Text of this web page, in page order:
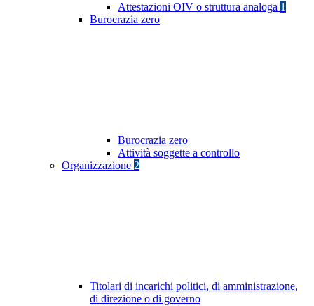
Attestazioni OIV o struttura analoga 1
Burocrazia zero
Burocrazia zero
Attività soggette a controllo
Organizzazione 2
Titolari di incarichi politici, di amministrazione,
di direzione o di governo